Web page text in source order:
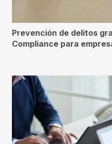
Prevención de delitos
Compliance para